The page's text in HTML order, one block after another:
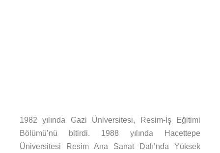
1982 yılında Gazi Üniversitesi, Resim-İş Eğitimi
Bölümü’nü bitirdi. 1988 yılında Hacettepe
Üniversitesi Resim Ana Sanat Dalı’nda Yüksek